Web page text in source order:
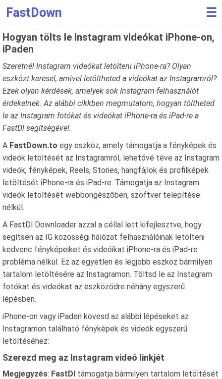
FastDown ☰
Hogyan tölts le Instagram videókat iPhone-on,
iPaden
Szeretnél Instagram videókat letölteni iPhone-ra? Olyan
eszközt keresel, amivel letöltheted a videókat az Instagramról?
Ezek olyan kérdések, amelyek sok Instagram-felhasználót
érdekelnek. Az alábbi cikkben megmutatom, hogyan töltheted
le az Instagram fotókat és videókat iPhone-ra és iPad-re a
FastDl segítségével.
A FastDown.to egy eszköz, amely támogatja a fényképek és
videók letöltését az Instagramról, lehetővé téve az Instagram
videók, fényképek, Reels, Stories, hangfájlok és profilképek
letöltését iPhone-ra és iPad-re. Támogatja az Instagram
videók letöltését webböngészőben, szoftver telepítése
nélkül.
A FastDl Downloader azzal a céllal lett kifejlesztve, hogy
segítsen az IG közösségi hálózat felhasználóinak letölteni
kedvenc fényképeiket és videóikat iPhone-ra és iPad-re
probléma nélkül. Ez az egyetlen és legjobb eszköz bármilyen
tartalom letöltésére az Instagramon. Töltsd le az Instagram
fotókat és videókat az eszközödre néhány egyszerű
lépésben.
iPhone-on vagy iPaden kövesd az alábbi lépéseket az
Instagramon található fényképek és videók egyszerű
letöltéséhez:
Szerezd meg az Instagram videó linkjét
Megjegyzés: FastDl támogatja bármilyen tartalom letöltését